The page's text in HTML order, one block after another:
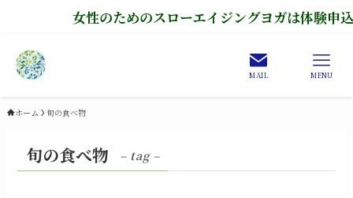
女性のためのスローエイジングヨガは体験
MAIL MENU
ホーム 旬の食べ物
旬の食べ物 – tag –